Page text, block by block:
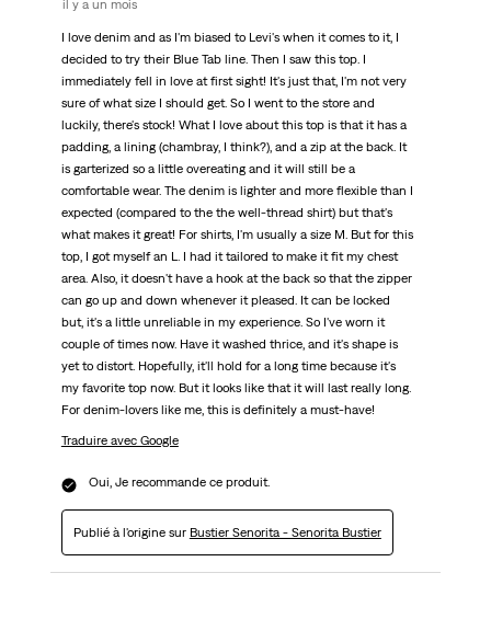
il y a un mois
I love denim and as I'm biased to Levi's when it comes to it, I
decided to try their Blue Tab line. Then I saw this top. I
immediately fell in love at first sight! It's just that, I'm not very
sure of what size I should get. So I went to the store and
luckily, there's stock! What I love about this top is that it has a
padding, a lining (chambray, I think?), and a zip at the back. It
is garterized so a little overeating and it will still be a
comfortable wear. The denim is lighter and more flexible than I
expected (compared to the the well-thread shirt) but that's
what makes it great! For shirts, I'm usually a size M. But for this
top, I got myself an L. I had it tailored to make it fit my chest
area. Also, it doesn't have a hook at the back so that the zipper
can go up and down whenever it pleased. It can be locked
but, it's a little unreliable in my experience. So I've worn it
couple of times now. Have it washed thrice, and it's shape is
yet to distort. Hopefully, it'll hold for a long time because it's
my favorite top now. But it looks like that it will last really long.
For denim-lovers like me, this is definitely a must-have!
Traduire avec Google
Oui, Je recommande ce produit.
Publié à l'origine sur Bustier Senorita - Senorita Bustier